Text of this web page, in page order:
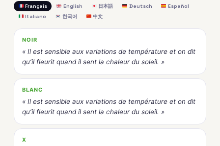
Français English 日本語 Deutsch
Español
Italiano
한국어 中文
NOIR
« Il est sensible aux variations de température et on dit
qu’il fleurit quand il sent la chaleur du soleil. »
BLANC
« Il est sensible aux variations de température et on dit
qu’il fleurit quand il sent la chaleur du soleil. »
X